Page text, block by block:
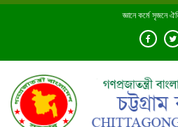
Skip
জ্ঞানে কর্মে সৃজনে